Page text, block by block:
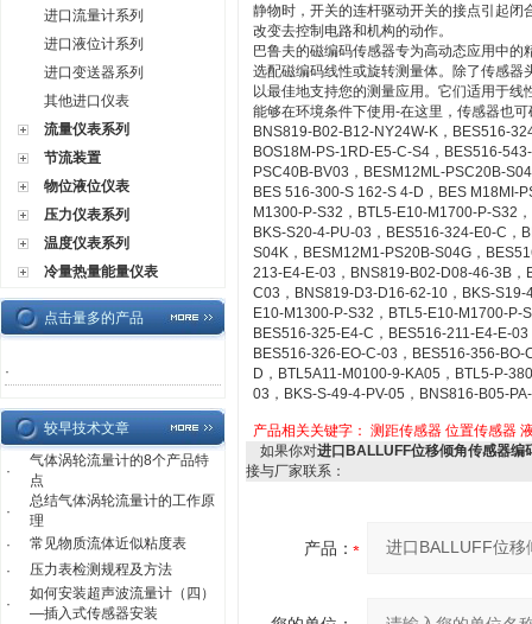
进口流量计系列
进口液位计系列
进口变送器系列
其他进口仪表
流量仪表系列
节流装置
物位液位仪表
压力仪表系列
温度仪表系列
冷量热量能量仪表
点击量多的产品
·
较早技术文章
·
气体涡轮流量计的8个产品特
点
·
总结气体涡轮流量计的工作原
理
·
常见物质流体近似粘度表
·
压力表检测规程及方法
·
如何安装超声波流量计（四）
—插入式传感器安装
静物时，开关的连杆驱动开关的接点引起
改变去控制电路和机构的动作。
巴鲁夫的磁编码传感器专为高动态应用中
选配磁编码线性或旋转测量体。除了传感
以最佳地支持您的测量应用。它们适用于
能够在环境条件下使用-在这里，传感器也
BNS819-B02-B12-NY24W-K，BES516-
BOS18M-PS-1RD-E5-C-S4，BES516-
PSC40B-BV03，BESM12ML-PSC20B-
BES 516-300-S 162-S 4-D，BES M18MI-
M1300-P-S32，BTL5-E10-M1700-P-S32
BKS-S20-4-PU-03，BES516-324-E0-C，
S04K，BESM12M1-PS20B-S04G，
213-E4-E-03，BNS819-B02-D08-46-3B
C03，BNS819-D3-D16-62-10，BKS-
E10-M1300-P-S32，BTL5-E10-M1700-
BES516-325-E4-C，BES516-211-E4-E-
BES516-326-EO-C-03，BES516-356-
D，BTL5A11-M0100-9-KA05，BTL5-P-
03，BKS-S-49-4-PV-05，BNS816-B05-
产品相关关键字： 测距传感器 位置传感器
如果你对进口BALLUFF位移倾角传感器编
接与厂家联系：
产品：